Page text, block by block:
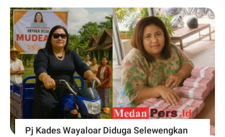
Pj Kades Wayaloar Diduga Selewengkan